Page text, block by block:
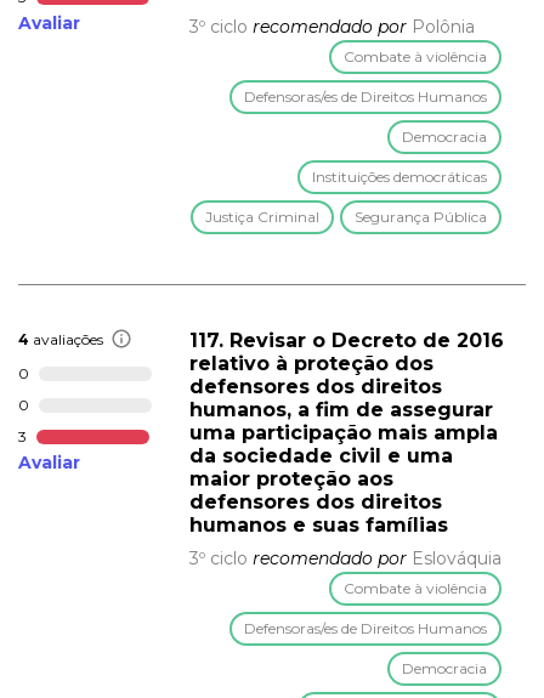
Avaliar 3º ciclo recomendado por Polônia
Combate à violência
Defensoras/es de Direitos Humanos
Democracia
Instituições democráticas
Justiça Criminal Segurança Pública
4 avaliações
0
0
3
Avaliar
117. Revisar o Decreto de 2016
relativo à proteção dos
defensores dos direitos
humanos, a fim de assegurar
uma participação mais ampla
da sociedade civil e uma
maior proteção aos
defensores dos direitos
humanos e suas famílias
3º ciclo recomendado por Eslováquia
Combate à violência
Defensoras/es de Direitos Humanos
Democracia